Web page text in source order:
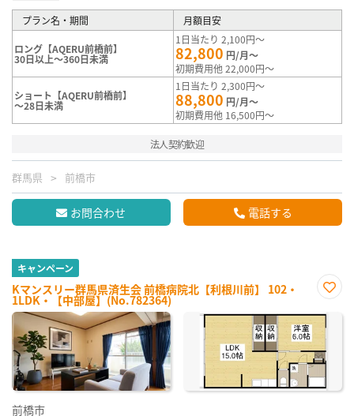
プラン名・期間 月額目安
ロング【AQERU前橋前】
30日以上～360日未満
1日当たり 2,100円～
82,800 円/月～
初期費用他 22,000円～
ショート【AQERU前橋前】
～28日未満
1日当たり 2,300円～
88,800 円/月～
初期費用他 16,500円～
法人契約歓迎
群馬県 前橋市
お問合わせ 電話する
キャンペーン
Kマンスリー群馬県済生会 前橋病院北【利根川前】 102・
1LDK・【中部屋】(No.782364)
に入
り登
録
前橋市